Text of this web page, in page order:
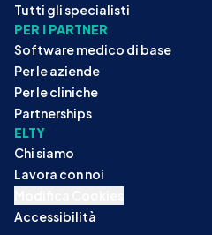
Tutti gli specialisti
PER I PARTNER
Software medico di base
Per le aziende
Per le cliniche
Partnerships
ELTY
Chi siamo
Lavora con noi
Accessibilità